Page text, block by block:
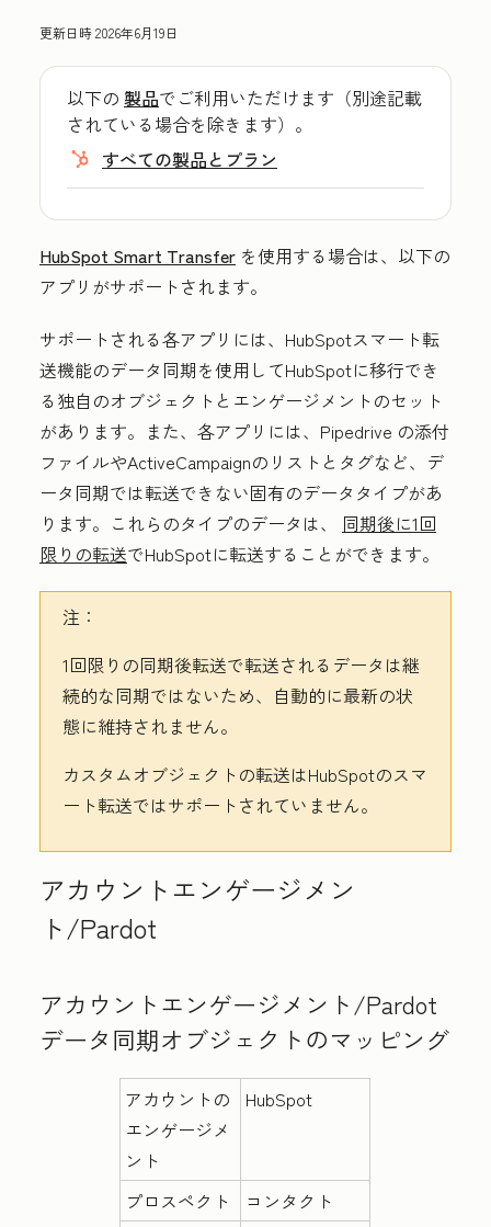
更新日時2026年6月19日
以下の 製品でご利用いただけます（別途記載
されている場合を除きます）。
すべての製品とプラン
HubSpot Smart Transfer を使用する場合は、以下の
アプリがサポートされます。
サポートされる各アプリには、HubSpotスマート転
送機能のデータ同期を使用してHubSpotに移行でき
る独自のオブジェクトとエンゲージメントのセット
があります。また、各アプリには、Pipedrive の添付
ファイルやActiveCampaignのリストとタグなど、デ
ータ同期では転送できない固有のデータタイプがあ
ります。これらのタイプのデータは、 同期後に1回
限りの転送でHubSpotに転送することができます。
注：
1回限りの同期後転送で転送されるデータは継
続的な同期ではないため、自動的に最新の状
態に維持されません。
カスタムオブジェクトの転送はHubSpotのスマ
ート転送ではサポートされていません。
アカウントエンゲージメン
ト/Pardot
アカウントエンゲージメント/Pardot
データ同期オブジェクトのマッピング
アカウントの
エンゲージメ
ント
HubSpot
プロスペクト
コンタクト